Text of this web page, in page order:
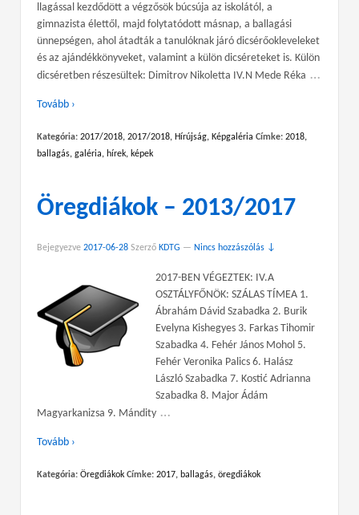
llagással kezdődött a végzősök búcsúja az iskolától, a
gimnazista élettől, majd folytatódott másnap, a ballagási
ünnepségen, ahol átadták a tanulóknak járó dicsérőokleveleket
és az ajándékkönyveket, valamint a külön dicséreteket is. Külön
dicséretben részesültek: Dimitrov Nikoletta IV.N Mede Réka …
Tovább ›
Kategória: 2017/2018, 2017/2018, Hírújság, Képgaléria Címke: 2018,
ballagás, galéria, hírek, képek
Öregdiákok – 2013/2017
Bejegyezve 2017-06-28 Szerző KDTG — Nincs hozzászólás ↓
2017-BEN VÉGEZTEK: IV.A
OSZTÁLYFŐNÖK: SZÁLAS TÍMEA 1.
Ábrahám Dávid Szabadka 2. Burik
Evelyna Kishegyes 3. Farkas Tihomir
Szabadka 4. Fehér János Mohol 5.
Fehér Veronika Palics 6. Halász
László Szabadka 7. Kostić Adrianna
Szabadka 8. Major Ádám
Magyarkanizsa 9. Mándity …
Tovább ›
Kategória: Öregdiákok Címke: 2017, ballagás, öregdiákok